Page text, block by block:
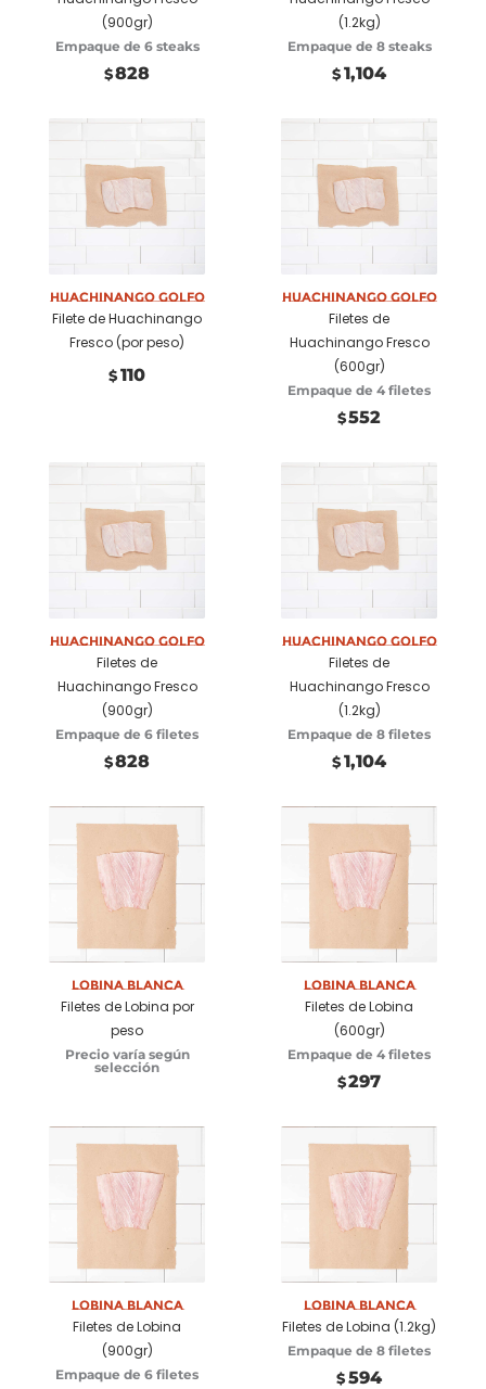
(900gr)
Empaque de 6 steaks
$828
(1.2kg)
Empaque de 8 steaks
$ 1,104
Seleccionar
opciones
Huachinango Golfo
Filete de Huachinango
Fresco (por peso)
$ 110
Añadir a
carrito
Huachinango Golfo
Filetes de
Huachinango Fresco
(600gr)
Empaque de 4 filetes
$552
Añadir a
carrito
Huachinango Golfo
Filetes de
Huachinango Fresco
(900gr)
Empaque de 6 filetes
$828
Añadir a
carrito
Huachinango Golfo
Filetes de
Huachinango Fresco
(1.2kg)
Empaque de 8 filetes
$ 1,104
Seleccionar
Lobina Blanca
Filetes de Lobina por
peso
Precio varía según
selección
Añadir a
Lobina Blanca
Filetes de Lobina
(600gr)
Empaque de 4 filetes
$297
Añadir a
Lobina Blanca
Filetes de Lobina
(900gr)
Empaque de 6 filetes
Añadir a
Lobina Blanca
Filetes de Lobina (1.2kg)
Empaque de 8 filetes
$ 594